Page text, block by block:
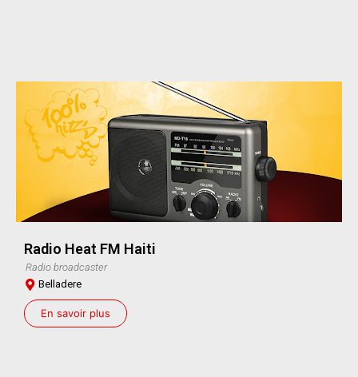
Radio Heat FM Haiti
Radio broadcaster
Belladere
En savoir plus